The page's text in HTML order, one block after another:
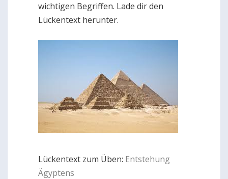
wichtigen Begriffen. Lade dir den
Lückentext herunter.
Lückentext zum Üben: Entstehung
Ägyptens